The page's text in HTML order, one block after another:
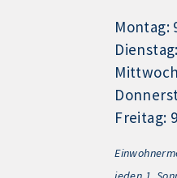
Montag:
Freitag: